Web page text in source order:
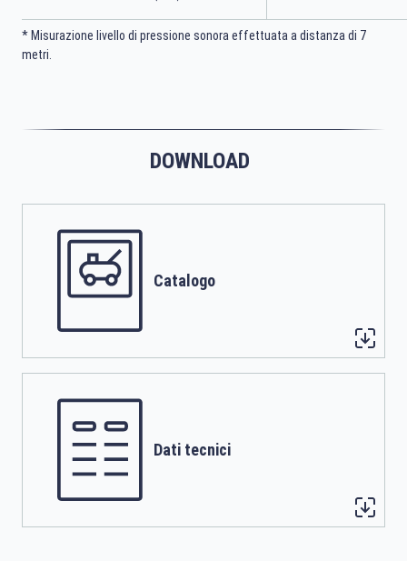
* Misurazione livello di pressione sonora effettuata a distanza di 7
metri.
DOWNLOAD
Catalogo
Dati tecnici